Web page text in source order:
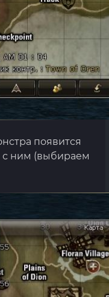
появится
с ним (выбираем